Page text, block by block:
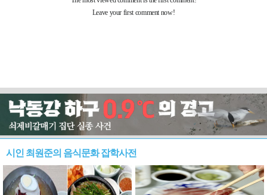
시인 최원준의 음식문화 잡학사전